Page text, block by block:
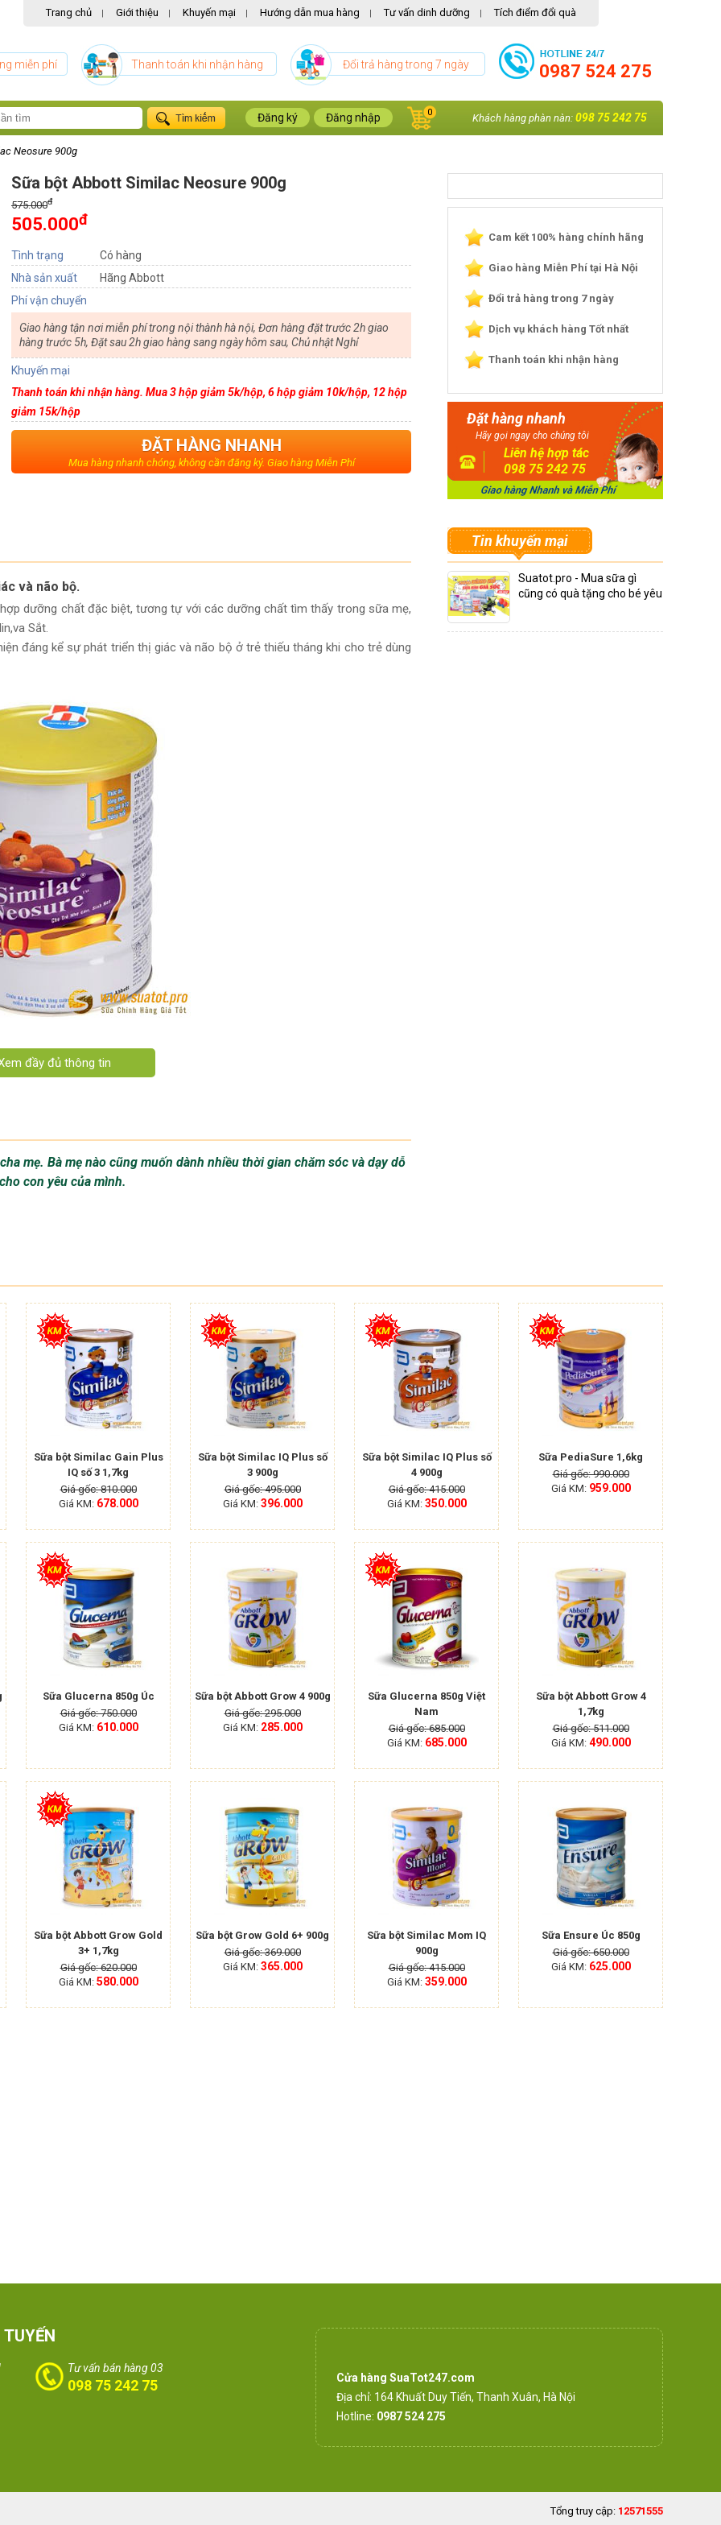
Trang chủ | Giới thiệu | Khuyến mại | Hướng dẫn mua hàng | Tư vấn dinh dưỡng | Tích điểm đổi quà
miễn phí Thanh toán khi nhận hàng Đổi trả hàng trong 7 ngày 0987 524 275
Đăng ký Đăng nhập 0 Khách hàng phàn nàn: 098 75 242 75
Neosure 900g
Sữa bột Abbott Similac Neosure 900g
575.000đ
505.000đ
Tình trạng
Có hàng
Nhà sản xuất
Hãng Abbott
Phí vận chuyển
Giao hàng tận nơi miễn phí trong nội thành hà nội, Đơn hàng đặt trước 2h giao
hàng trước 5h, Đặt sau 2h giao hàng sang ngày hôm sau, Chủ nhật Nghỉ
Khuyến mại
Thanh toán khi nhận hàng. Mua 3 hộp giảm 5k/hộp, 6 hộp giảm 10k/hộp, 12 hộp
giảm 15k/hộp
ĐẶT HÀNG NHANH
Mua hàng nhanh chóng, không cần đăng ký. Giao hàng Miễn Phí
Cam kết 100% hàng chính hãng
Giao hàng Miễn Phí tại Hà Nội
Đổi trả hàng trong 7 ngày
Dịch vụ khách hàng Tốt nhất
Thanh toán khi nhận hàng
Đặt hàng nhanh
Hãy gọi ngay cho chúng tôi
Liên hệ hợp tác
098 75 242 75
và não bộ.
dưỡng chất đặc biệt, tương tự với các dưỡng chất tìm thấy trong sữa mẹ,
Sắt.
đáng kể sự phát triển thị giác và não bộ ở trẻ thiếu tháng khi cho trẻ dùng
HÀNG NHANH
mẹ. Bà mẹ nào cũng muốn dành nhiều thời gian chăm sóc và dạy dỗ
con yêu của mình.
Tin khuyến mại
Suatot.pro - Mua sữa gì
cũng có quà tặng cho bé yêu
Sữa bột Similac Gain Plus
IQ số 3 1,7kg
Giá gốc: 810.000
Giá KM: 678.000
Sữa bột Similac IQ Plus số
3 900g
Giá gốc: 495.000
Giá KM: 396.000
Sữa bột Similac IQ Plus số
4 900g
Giá gốc: 415.000
Giá KM: 350.000
Sữa PediaSure 1,6kg
Giá gốc: 990.000
Giá KM: 959.000
Sữa Glucerna 850g Úc
Giá gốc: 750.000
Giá KM: 610.000
Sữa bột Abbott Grow 4 900g
Giá gốc: 295.000
Giá KM: 285.000
Sữa Glucerna 850g Việt
Nam
Giá gốc: 685.000
Giá KM: 685.000
Sữa bột Abbott Grow 4
1,7kg
Giá gốc: 511.000
Giá KM: 490.000
Sữa bột Abbott Grow Gold
3+ 1,7kg
Giá gốc: 620.000
Giá KM: 580.000
Sữa bột Grow Gold 6+ 900g
Giá gốc: 369.000
Giá KM: 365.000
Sữa bột Similac Mom IQ
900g
Giá gốc: 415.000
Giá KM: 359.000
Sữa Ensure Úc 850g
Giá gốc: 650.000
Giá KM: 625.000
Tư vấn bán hàng 03
098 75 242 75
Cửa hàng SuaTot247.com
Địa chỉ: 164 Khuất Duy Tiến, Thanh Xuân, Hà Nội
Hotline: 0987 524 275
Tổng truy cập: 12571555